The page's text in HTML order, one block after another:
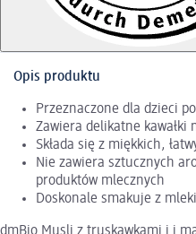
Opis produktu
Przeznaczone dla dzieci
Zawiera delikatne kawałki
Składa się z miękkich,
Nie zawiera sztucznych
produktów mlecznych
Doskonale smakuje z
dmBio Musli z truskawkami i i